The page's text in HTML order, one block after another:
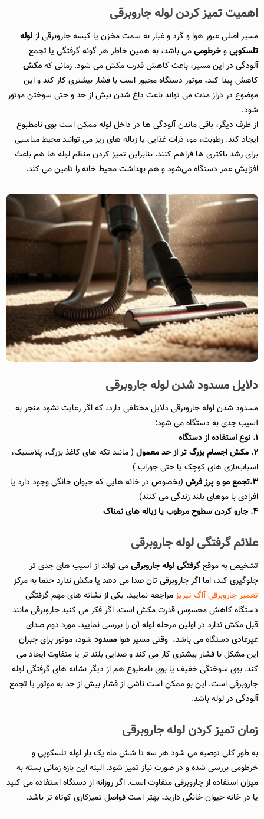
اهمیت تمیز کردن لوله جاروبرقی
مسیر اصلی عبور هوا و گرد و غبار به سمت مخزن یا کیسه جاروبرقی ازلوله
تلسکوپیوخرطومیمی باشد، به همین خاطر هر گونه گرفتگی یا تجمع
آلودگی در این مسیر، باعث کاهش قدرت مکش می‌ شود. زمانی کهمکش
کاهش پیدا کند، موتور دستگاه مجبور است با فشار بیشتری کار کند و این
موضوع در دراز مدت می‌ تواند باعث داغ شدن بیش از حد و حتی سوختن موتور
شود.
از طرف دیگر، باقی ماندن آلودگی‌ ها در داخل لوله ممکن است بوی نامطبوع
ایجاد کند. رطوبت، مو، ذرات غذایی یا زباله‌ های ریز می‌ توانند محیط مناسبی
برای رشد باکتری‌ ها فراهم کنند. بنابراین تمیز کردن منظم لوله‌ ها هم باعث
افزایش عمر دستگاه می‌شود و هم بهداشت محیط خانه را تامین می کند.
دلایل مسدود شدن لوله جاروبرقی
مسدود شدن لوله جاروبرقی دلایل مختلفی دارد، که اگر رعایت نشود منجر به
آسیب جدی به دستگاه می شود:
۱. نوع استفاده از دستگاه
۲. مکش اجسام بزرگ‌ تر از حد معمول
( مانند تکه‌ های کاغذ بزرگ، پلاستیک،
اسباب‌بازی‌ های کوچک یا حتی جوراب )
۳.تجمع مو و پرز فرش
(بخصوص در خانه‌ هایی که حیوان خانگی وجود دارد یا
افرادی با موهای بلند زندگی می‌ کنند)
۴. جارو کردن سطوح مرطوب یا زباله‌ های نمناک
علائم گرفتگی لوله جاروبرقی
تشخیص به موقعگرفتگی لوله جاروبرقیمی‌ تواند از آسیب‌ های جدی‌ تر
جلوگیری کند، اما اگر جاروبرقی تان صدا می دهد یا مکش ندارد حتما به مرکز
تعمیر جاروبرقی آاگ تبریزمراجعه نمایید. یکی از نشانه های مهم‌ گرفتگی
دستگاه کاهش محسوس قدرت مکش است. اگر فکر می‌ کنید جاروبرقی مانند
قبل مکش ندارد در اولین مرحله لوله آن را بررسی نمایید. مورد دوم صدای
غیرعادی دستگاه می باشد، وقتی مسیر هوا مسدود شود، موتور برای جبران
این مشکل با فشار بیشتری کار می‌ کند و صدایی بلند تر یا متفاوت ایجاد می‌
کند. بوی سوختگی خفیف یا بوی نامطبوع هم از دیگر نشانه‌ های گرفتگی لوله
جاروبرقی است. این بو ممکن است ناشی از فشار بیش از حد به موتور یا تجمع
آلودگی در لوله باشد.
زمان تمیز کردن لوله جاروبرقی
به طور کلی توصیه می‌ شود هر سه تا شش ماه یک‌ بار لوله تلسکوپی و
خرطومی بررسی شده و در صورت نیاز تمیز شود. البته این بازه زمانی بسته به
میزان استفاده از جاروبرقی متفاوت است. اگر روزانه از دستگاه استفاده می‌ کنید
یا در خانه حیوان خانگی دارید، بهتر است فواصل تمیزکاری کوتاه‌ تر باشد.